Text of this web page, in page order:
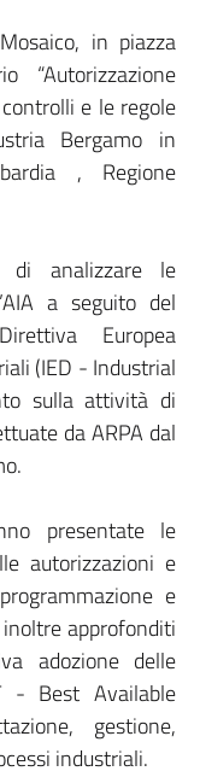
in piazza
“Autorizzazione
e le regole
Bergamo in
, Regione
di analizzare le
a seguito del
Europea
(IED - Industrial
sulla attività di
da ARPA dal
presentate le
autorizzazioni e
e
approfonditi
adozione delle
- Best Available
gestione,
industriali.